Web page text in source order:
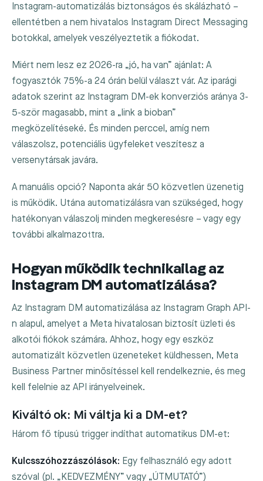
Instagram-automatizálás biztonságos és skálázható –
ellentétben a nem hivatalos Instagram Direct Messaging
botokkal, amelyek veszélyeztetik a fiókodat.
Miért nem lesz ez 2026-ra „jó, ha van” ajánlat: A
fogyasztók 75%-a 24 órán belül választ vár. Az iparági
adatok szerint az Instagram DM-ek konverziós aránya 3-
5-ször magasabb, mint a „link a bioban”
megközelítéseké. És minden perccel, amíg nem
válaszolsz, potenciális ügyfeleket veszítesz a
versenytársak javára.
A manuális opció? Naponta akár 50 közvetlen üzenetig
is működik. Utána automatizálásra van szükséged, hogy
hatékonyan válaszolj minden megkeresésre – vagy egy
további alkalmazottra.
Hogyan működik technikailag az
Instagram DM automatizálása?
Az Instagram DM automatizálása az Instagram Graph API-
n alapul, amelyet a Meta hivatalosan biztosít üzleti és
alkotói fiókok számára. Ahhoz, hogy egy eszköz
automatizált közvetlen üzeneteket küldhessen, Meta
Business Partner minősítéssel kell rendelkeznie, és meg
kell felelnie az API irányelveinek.
Kiváltó ok: Mi váltja ki a DM-et?
Három fő típusú trigger indíthat automatikus DM-et:
Kulcsszóhozzászólások: Egy felhasználó egy adott
szóval (pl. „KEDVEZMÉNY” vagy „ÚTMUTATÓ”)